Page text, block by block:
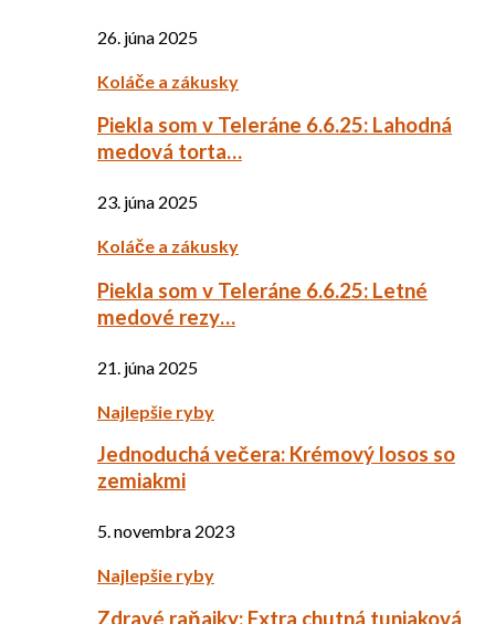
26. júna 2025
Koláče a zákusky
Piekla som v Teleráne 6.6.25: Lahodná
medová torta…
23. júna 2025
Koláče a zákusky
Piekla som v Teleráne 6.6.25: Letné
medové rezy…
21. júna 2025
Najlepšie ryby
Jednoduchá večera: Krémový losos so
zemiakmi
5. novembra 2023
Najlepšie ryby
Zdravé raňajky: Extra chutná tuniaková